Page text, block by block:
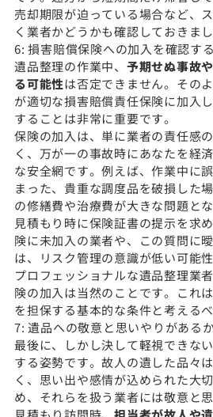
売却期限が迫っている場合など、
く業者かどうかも確認しておきまし
6: 損害賠償保険への加入を確認する
遺品整理の作業中、 予期せぬ事故
る可能性は否定できません。その
が適切な損害賠償責任保険に加入
することは非常に重要です。
保険の加入は、単に業者の責任感
く、万が一の事故時にあなたを経
な安全網です。例えば、作業中に
まった、貴重な調度品を破損した
の修繕費や治療費が大きな問題と
見積もり時に保険証書の提示を求
険に未加入の業者や、この質問に
は、リスク管理の意識が低い可能性
プロフェッショナルな遺品整理業
険の加入は当然のことです。これ
を担保する基本的な条件と考えるべ
7: 遺品への敬意と思いやりがある
最後に、しかし決して軽視できな
する姿勢です。故人の遺した品々
く、思い出や感情が込められた大
め、それらを扱う業者には敬意と